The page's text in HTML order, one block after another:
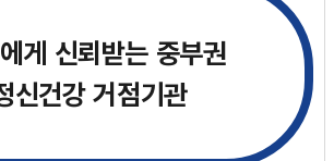
게 신뢰받는 중부권
신건강 거점기관